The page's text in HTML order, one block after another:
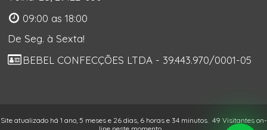
09:00 as 18:00
De Seg. à Sexta!
BEBEL CONFECÇÕES LTDA - 39.443.970/0001-05
Site atualizado há 1 ano, 5 meses e 26 dias, 6 horas e 34 minutos. 49 Visitantes on-